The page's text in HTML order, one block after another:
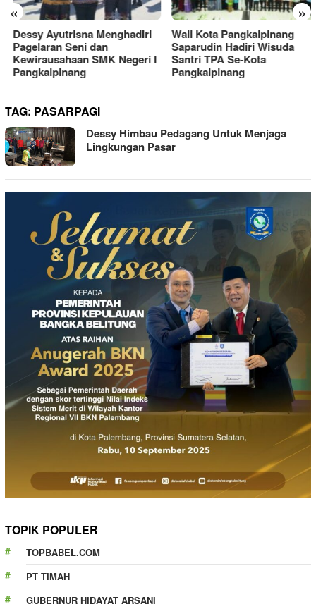
« »
Dessy Ayutrisna Menghadiri
Pagelaran Seni dan
Kewirausahaan SMK Negeri I
Pangkalpinang
Wali Kota Pangkalpinang
Saparudin Hadiri Wisuda
Santri TPA Se-Kota
Pangkalpinang
TAG: PASARPAGI
Dessy Himbau Pedagang Untuk Menjaga
Lingkungan Pasar
TOPIK POPULER
TOPBABEL.COM
PT TIMAH
GUBERNUR HIDAYAT ARSANI